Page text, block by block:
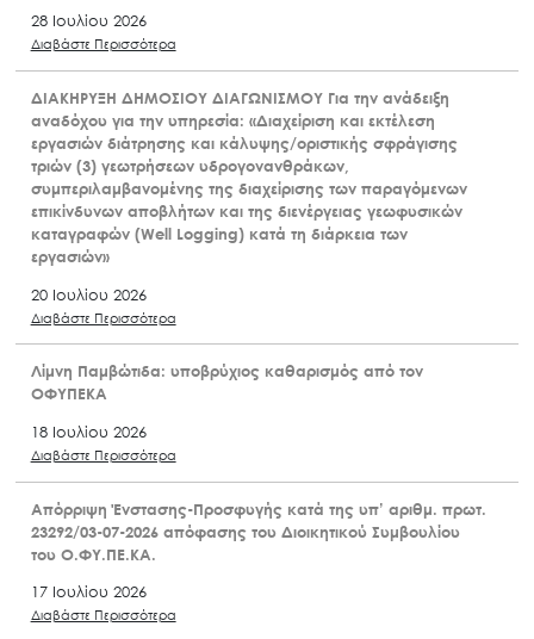
28 Ιουλίου 2026
Διαβάστε Περισσότερα
ΔΙΑΚΗΡΥΞΗ ΔΗΜΟΣΙΟΥ ΔΙΑΓΩΝΙΣΜΟΥ Για την ανάδειξη
αναδόχου για την υπηρεσία: «Διαχείριση και εκτέλεση
εργασιών διάτρησης και κάλυψης/οριστικής σφράγισης
τριών (3) γεωτρήσεων υδρογονανθράκων,
συμπεριλαμβανομένης της διαχείρισης των παραγόμενων
επικίνδυνων αποβλήτων και της διενέργειας γεωφυσικών
καταγραφών (Well Logging) κατά τη διάρκεια των
εργασιών»
20 Ιουλίου 2026
Διαβάστε Περισσότερα
Λίμνη Παμβώτιδα: υποβρύχιος καθαρισμός από τον
ΟΦΥΠΕΚΑ
18 Ιουλίου 2026
Διαβάστε Περισσότερα
Απόρριψη Ένστασης-Προσφυγής κατά της υπ’ αριθμ. πρωτ.
23292/03-07-2026 απόφασης του Διοικητικού Συμβουλίου
του Ο.ΦΥ.ΠΕ.ΚΑ.
17 Ιουλίου 2026
Διαβάστε Περισσότερα